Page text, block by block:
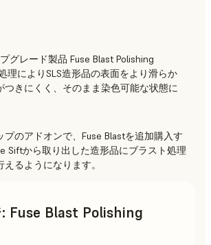
グレード製品 Fuse Blast Polishing
理によりSLS造形品の表面をより滑らか
つきにくく、そのまま染色可能な状態に
プのアドオンで、Fuse Blastを追加購入す
Siftから取り出した造形品にブラスト処理
るようになります。
: Fuse Blast Polishing